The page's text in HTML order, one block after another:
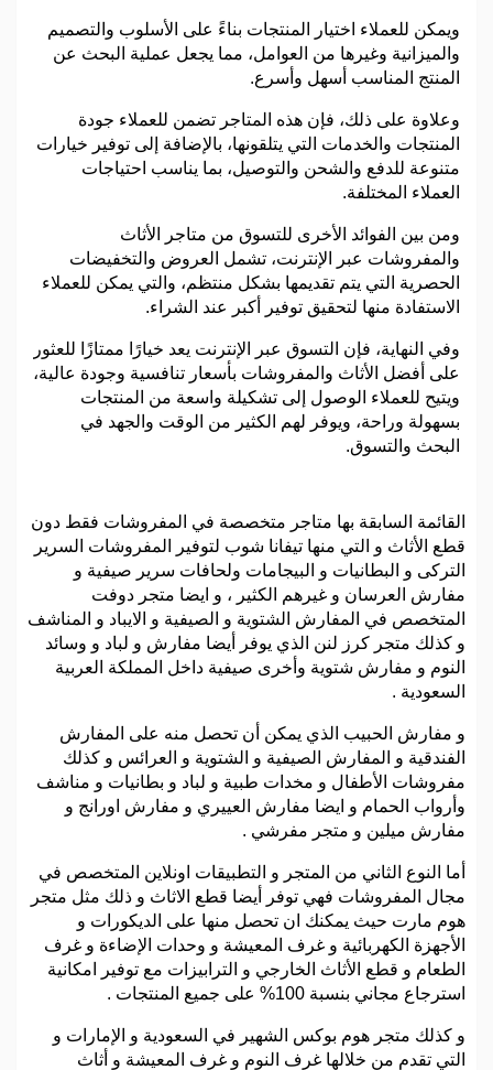
ويمكن للعملاء اختيار المنتجات بناءً على الأسلوب والتصميم
والميزانية وغيرها من العوامل، مما يجعل عملية البحث عن
المنتج المناسب أسهل وأسرع.
وعلاوة على ذلك، فإن هذه المتاجر تضمن للعملاء جودة
المنتجات والخدمات التي يتلقونها، بالإضافة إلى توفير خيارات
متنوعة للدفع والشحن والتوصيل، بما يناسب احتياجات
العملاء المختلفة.
ومن بين الفوائد الأخرى للتسوق من متاجر الأثاث
والمفروشات عبر الإنترنت، تشمل العروض والتخفيضات
الحصرية التي يتم تقديمها بشكل منتظم، والتي يمكن للعملاء
الاستفادة منها لتحقيق توفير أكبر عند الشراء.
وفي النهاية، فإن التسوق عبر الإنترنت يعد خيارًا ممتازًا للعثور
على أفضل الأثاث والمفروشات بأسعار تنافسية وجودة عالية،
ويتيح للعملاء الوصول إلى تشكيلة واسعة من المنتجات
بسهولة وراحة، ويوفر لهم الكثير من الوقت والجهد في
البحث والتسوق.
القائمة السابقة بها متاجر متخصصة في المفروشات فقط دون
قطع الأثاث و التي منها تيفانا شوب لتوفير المفروشات السرير
التركى و البطانيات و البيجامات ولحافات سرير صيفية و
مفارش العرسان و غيرهم الكثير ، و ايضا متجر دوفت
المتخصص في المفارش الشتوية و الصيفية و الايباد و المناشف
و كذلك متجر كرز لنن الذي يوفر أيضا مفارش و لباد و وسائد
النوم و مفارش شتوية وأخرى صيفية داخل المملكة العربية
السعودية .
و مفارش الحبيب الذي يمكن أن تحصل منه على المفارش
الفندقية و المفارش الصيفية و الشتوية و العرائس و كذلك
مفروشات الأطفال و مخدات طبية و لباد و بطانيات و مناشف
وأرواب الحمام و ايضا مفارش العييري و مفارش اورانج و
مفارش ميلين و متجر مفرشي .
أما النوع الثاني من المتجر و التطبيقات اونلاين المتخصص في
مجال المفروشات فهي توفر أيضا قطع الاثاث و ذلك مثل متجر
هوم مارت حيث يمكنك ان تحصل منها على الديكورات و
الأجهزة الكهربائية و غرف المعيشة و وحدات الإضاءة و غرف
الطعام و قطع الأثاث الخارجي و الترابيزات مع توفير امكانية
استرجاع مجاني بنسبة 100% على جميع المنتجات .
و كذلك متجر هوم بوكس الشهير في السعودية و الإمارات و
التي تقدم من خلالها غرف النوم و غرف المعيشة و أثاث